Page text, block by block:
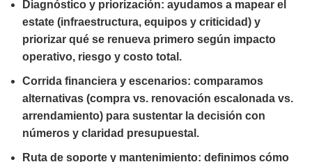
Diagnóstico y priorización: ayudamos a mapear el
estate (infraestructura, equipos y criticidad) y
priorizar qué se renueva primero según impacto
operativo, riesgo y costo total.
Corrida financiera y escenarios: comparamos
alternativas (compra vs. renovación escalonada vs.
arrendamiento) para sustentar la decisión con
números y claridad presupuestal.
Ruta de soporte y mantenimiento: definimos cómo